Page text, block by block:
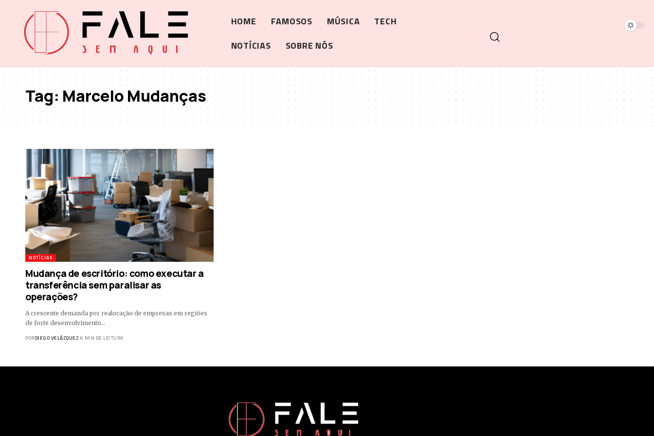
HOME FAMOSOS MÚSICA
TECH
NOTÍCIAS
SOBRE NÓS
Tag:Marcelo Mudanças
NOTÍCIAS
Mudança de escritório: como executar a
transferência sem paralisar as
operações?
A crescente demanda por realocação de empresas em regiões
de forte desenvolvimento…
PORDIEGO VELÁZQUEZ 6 MIN DE LEITURA